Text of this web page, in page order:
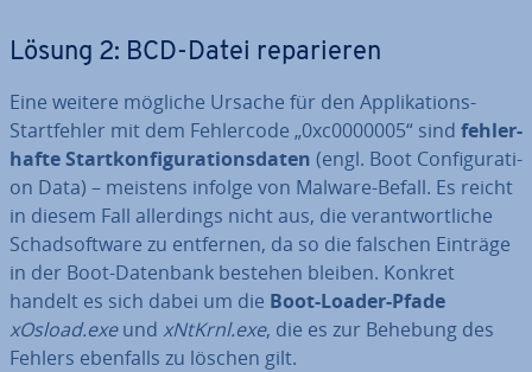
Lösung 2: BCD-Datei re­pa­rie­ren
Eine weitere mögliche Ursache für den Ap­pli­ka­ti­ons-
Start­feh­ler mit dem Feh­ler­code „0xc0000005“ sind feh­ler­
haf­te Start­kon­fi­gu­ra­ti­ons­da­ten (engl. Boot Con­fi­gu­ra­ti­
on Data) – meistens infolge von Malware-Befall. Es reicht
in diesem Fall al­ler­dings nicht aus, die ver­ant­wort­li­che
Schad­soft­ware zu entfernen, da so die falschen Einträge
in der Boot-Datenbank bestehen bleiben. Konkret
handelt es sich dabei um die Boot-Loader-Pfade
xOsload.exeund xNtKrnl.exe, die es zur Behebung des
Fehlers ebenfalls zu löschen gilt.